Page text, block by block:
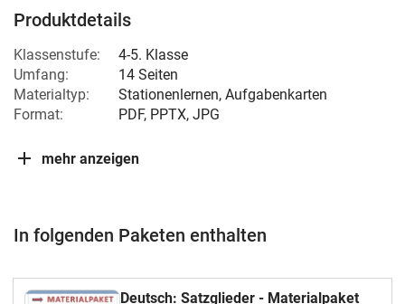
Produktdetails
Klassenstufe:
4-5. Klasse
Umfang:
14 Seiten
Materialtyp:
Stationenlernen, Aufgabenkarten
Format:
PDF, PPTX, JPG
mehr anzeigen
In folgenden Paketen enthalten
Deutsch: Satzglieder - Materialpaket